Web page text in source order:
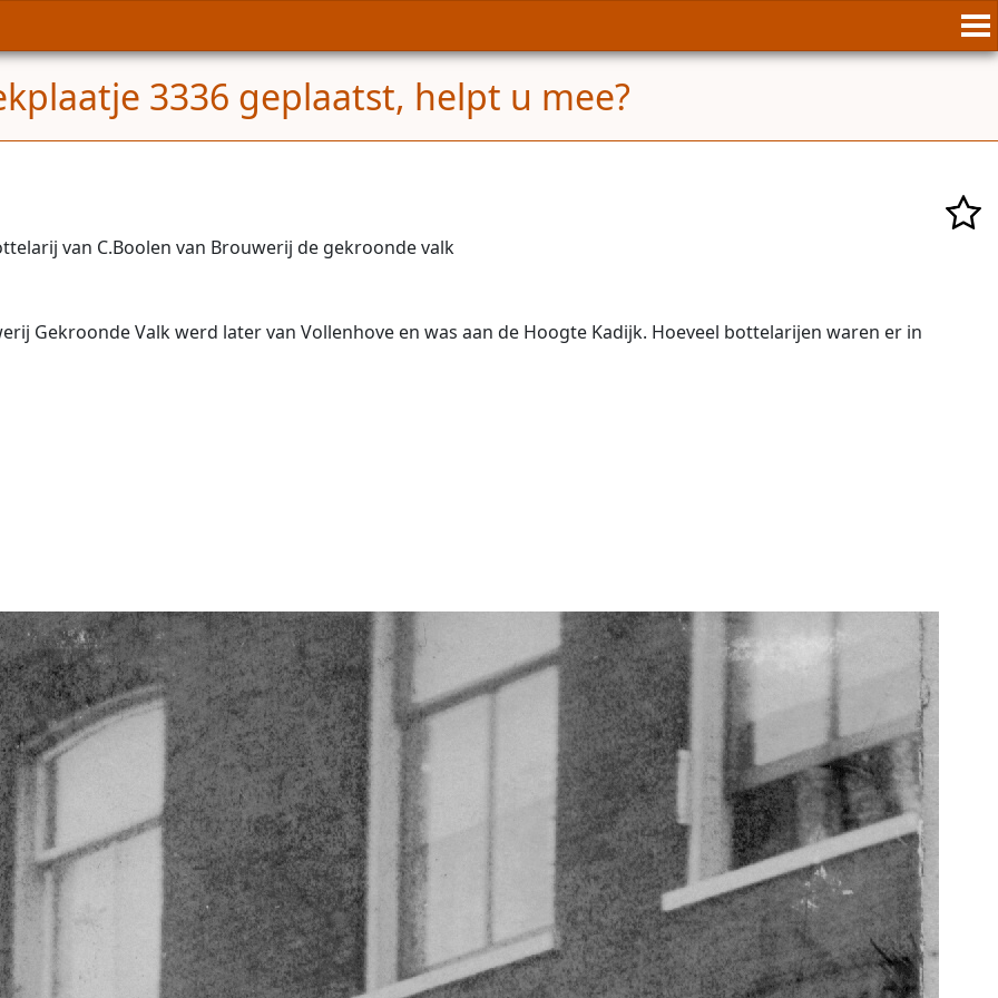
3336 geplaatst, helpt u mee?
van C.Boolen van Brouwerij de gekroonde valk
Gekroonde Valk werd later van Vollenhove en was aan de Hoogte Kadijk. Hoeveel bottelarijen waren er in